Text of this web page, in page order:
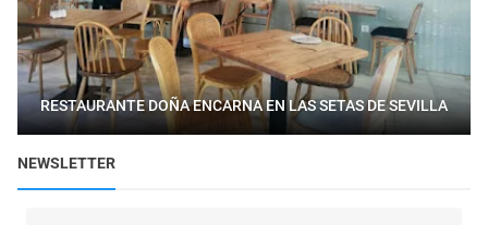
RESTAURANTE DOÑA ENCARNA EN LAS SETAS DE SEVILLA
NEWSLETTER